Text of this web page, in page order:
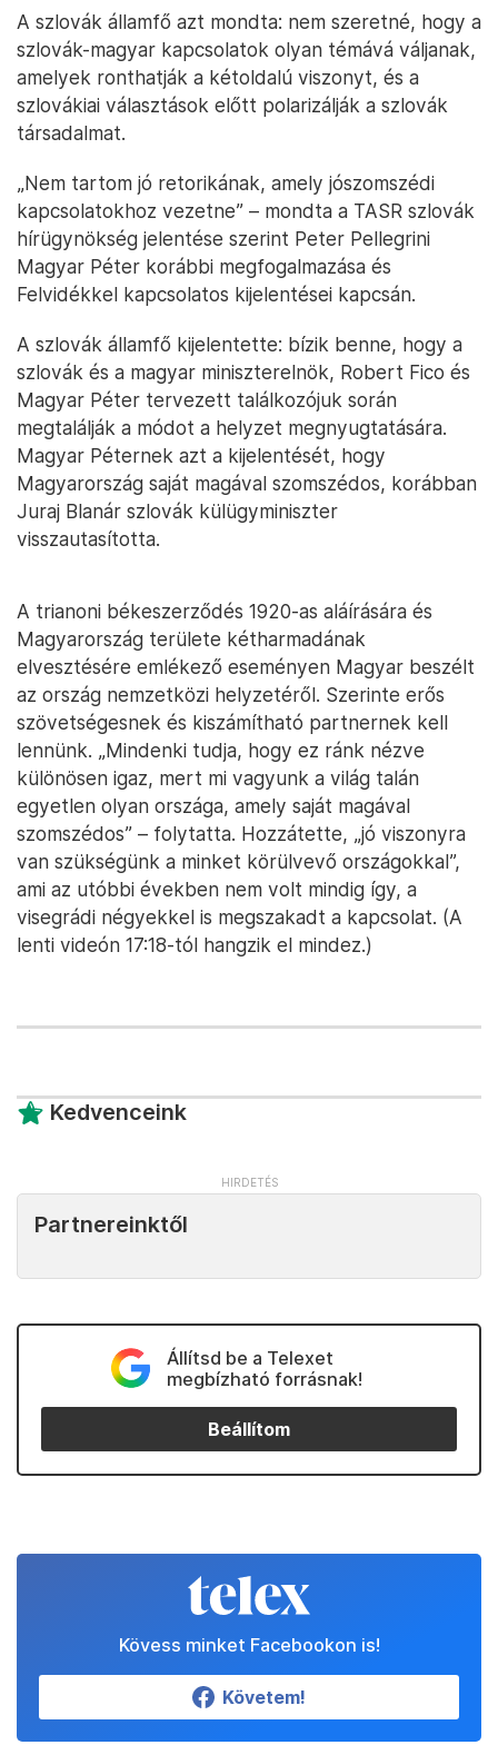
A szlovák államfő azt mondta: nem szeretné, hogy a
szlovák-magyar kapcsolatok olyan témává váljanak,
amelyek ronthatják a kétoldalú viszonyt, és a
szlovákiai választások előtt polarizálják a szlovák
társadalmat.
„Nem tartom jó retorikának, amely jószomszédi
kapcsolatokhoz vezetne” – mondta a TASR szlovák
hírügynökség jelentése szerint Peter Pellegrini
Magyar Péter korábbi megfogalmazása és
Felvidékkel kapcsolatos kijelentései kapcsán.
A szlovák államfő kijelentette: bízik benne, hogy a
szlovák és a magyar miniszterelnök, Robert Fico és
Magyar Péter tervezett találkozójuk során
megtalálják a módot a helyzet megnyugtatására.
Magyar Péternek azt a kijelentését, hogy
Magyarország saját magával szomszédos, korábban
Juraj Blanár szlovák külügyminiszter
visszautasította.
A trianoni békeszerződés 1920-as aláírására és
Magyarország területe kétharmadának
elvesztésére emlékező eseményen Magyar beszélt
az ország nemzetközi helyzetéről. Szerinte erős
szövetségesnek és kiszámítható partnernek kell
lennünk. „Mindenki tudja, hogy ez ránk nézve
különösen igaz, mert mi vagyunk a világ talán
egyetlen olyan országa, amely saját magával
szomszédos” – folytatta. Hozzátette, „jó viszonyra
van szükségünk a minket körülvevő országokkal”,
ami az utóbbi években nem volt mindig így, a
visegrádi négyekkel is megszakadt a kapcsolat. (A
lenti videón 17:18-tól hangzik el mindez.)
Kedvenceink
Partnereinktől
Állítsd be a Telexet
megbízható forrásnak!
Beállítom
Kövess minket Facebookon is!
Követem!